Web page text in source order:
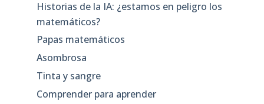
Historias de la IA: ¿estamos en peligro los
matemáticos?
Papas matemáticos
Asombrosa
Tinta y sangre
Comprender para aprender